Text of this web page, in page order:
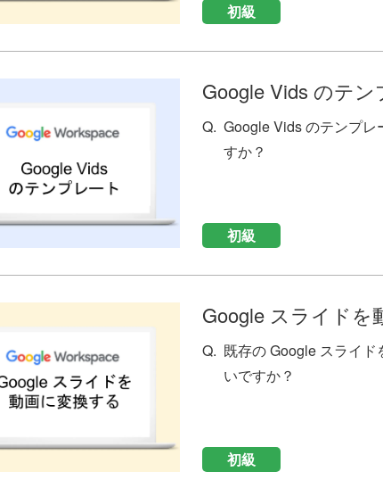
初級
Google Vids のテン
Google Vids のテンプレ
すか？
初級
Google スライドを
既存の Google スライ
いですか？
初級